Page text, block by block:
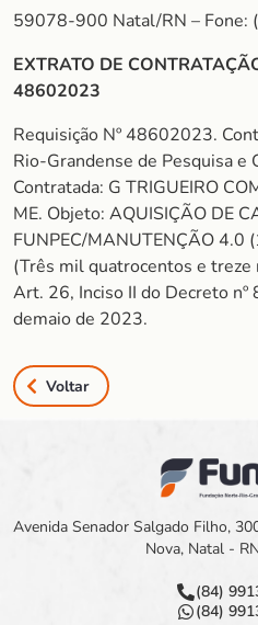
59078-900 Natal/RN –
EXTRATO DE
48602023
Requisição Nº 48602023.
Rio-Grandense de Pesquisa e
Contratada: G TRIGUEIRO
ME. Objeto: AQUISIÇÃO DE
FUNPEC/MANUTENÇÃO
(Três mil quatrocentos e
Art. 26, Inciso II do Decreto
demaio de 2023.
Voltar
Avenida Senador Salgado Filho,
Nova, Natal -
(84)
(84)